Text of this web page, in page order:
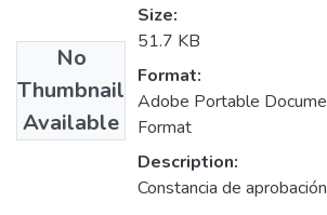
No
Thumbnail
Available
Size:
51.7 KB
Format:
Adobe Portable
Format
Description:
Constancia de aprobación